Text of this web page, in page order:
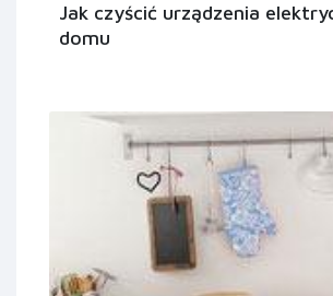
Jak czyścić urządzenia
domu